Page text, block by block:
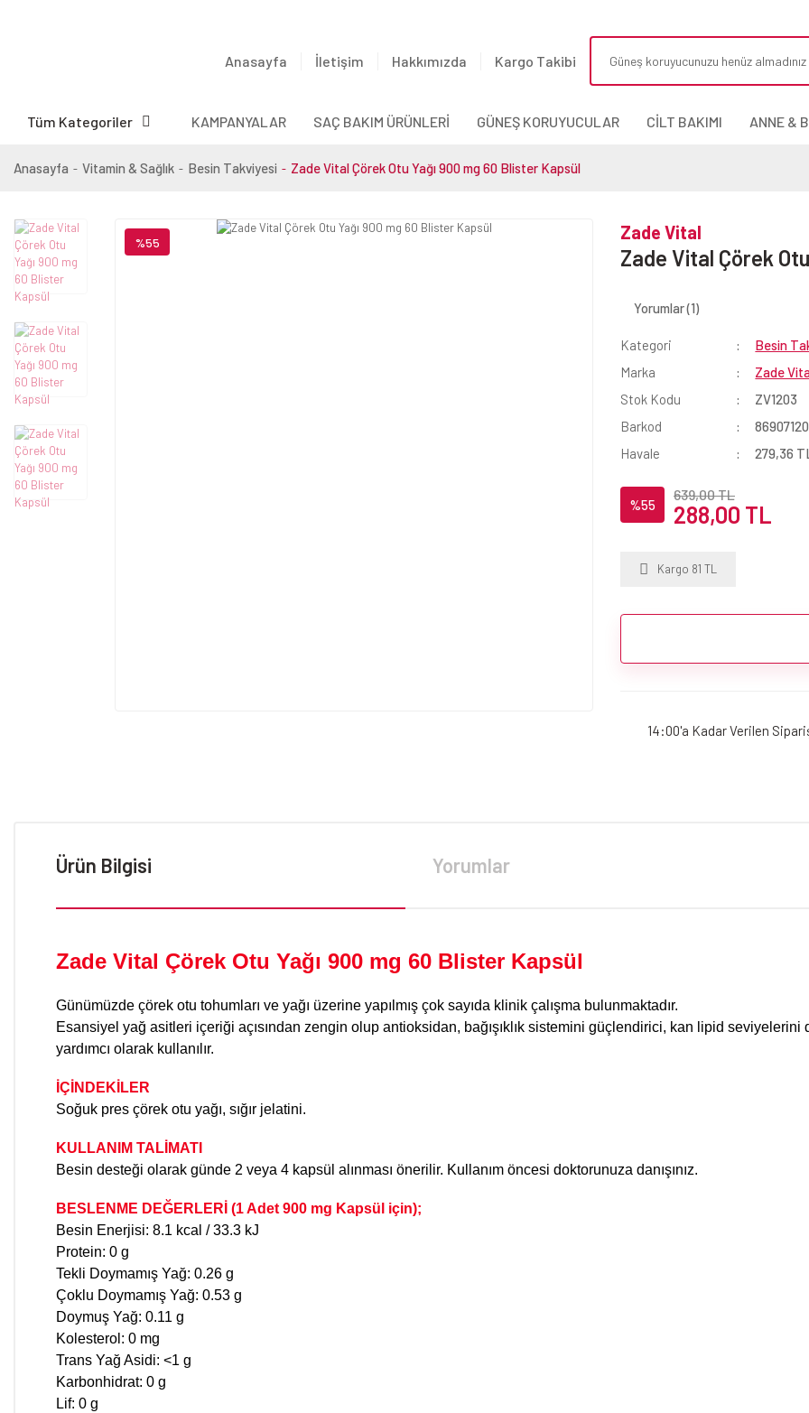
Anasayfa İletişim Hakkımızda Kargo Takibi
Tüm Kategoriler KAMPANYALAR SAÇ BAKIM ÜRÜNLERİ GÜNEŞ KORUYUCULAR CİLT BAKIMI ANNE &
Anasayfa Vitamin & Sağlık Besin Takviyesi Zade Vital Çörek Otu Yağı 900 mg 60 Blister Kapsül
%55 Zade Vital
Zade Vital Çörek
Yorumlar (1)
Kategori
Besin
Marka
Zade
Stok Kodu
ZV1203
Barkod
Havale
279,36
%55
639,00 TL
288,00 TL
Kargo 81 TL
14:00'a Kadar Verilen
Ürün Bilgisi Yorumlar
Zade Vital Çörek Otu Yağı 900 mg 60 Blister Kapsül
Günümüzde çörek otu tohumları ve yağı üzerine yapılmış çok sayıda klinik çalışma bulunmaktadır.
Esansiyel yağ asitleri içeriği açısından zengin olup antioksidan, bağışıklık sistemini güçlendirici, kan lipid
yardımcı olarak kullanılır.
İÇİNDEKİLER
Soğuk pres çörek otu yağı, sığır jelatini.
KULLANIM TALİMATI
Besin desteği olarak günde 2 veya 4 kapsül alınması önerilir. Kullanım öncesi doktorunuza danışınız.
BESLENME DEĞERLERİ (1 Adet 900 mg Kapsül için);
Besin Enerjisi: 8.1 kcal / 33.3 kJ
Protein: 0 g
Tekli Doymamış Yağ: 0.26 g
Çoklu Doymamış Yağ: 0.53 g
Doymuş Yağ: 0.11 g
Kolesterol: 0 mg
Trans Yağ Asidi: <1 g
Karbonhidrat: 0 g
Lif: 0 g